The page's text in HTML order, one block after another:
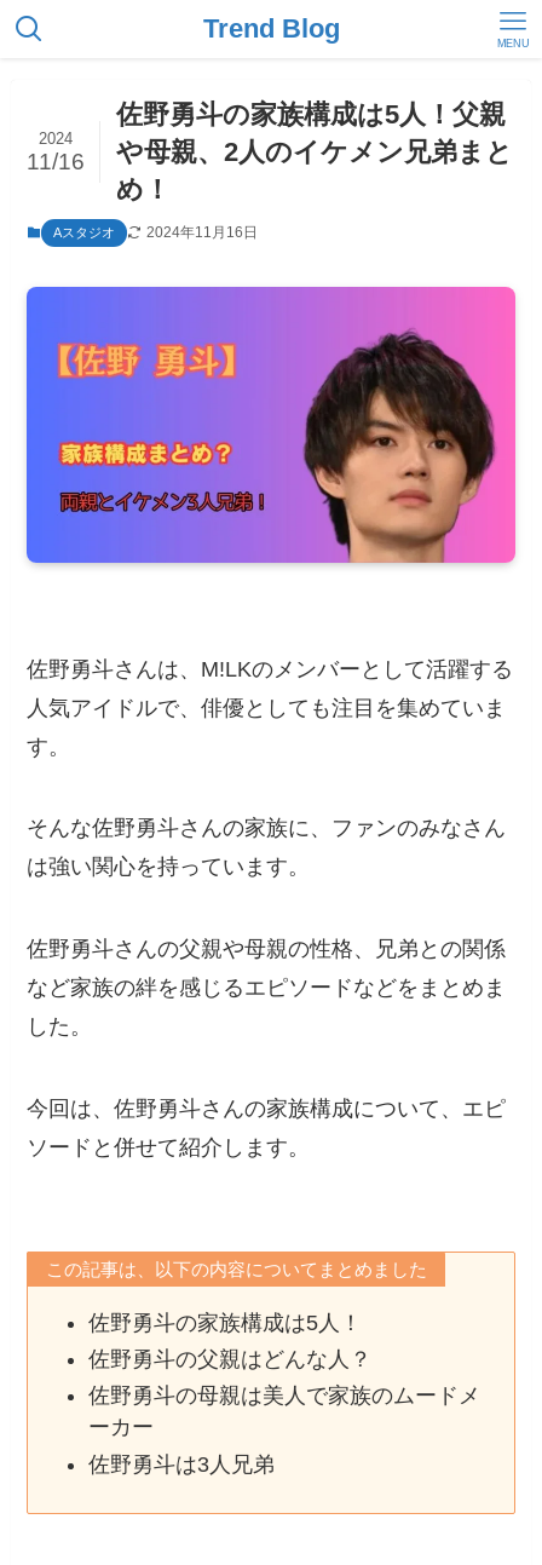
Trend Blog MENU
佐野勇斗の家族構成は5人！父親
や母親、2人のイケメン兄弟まと
め！
2024
11/16
Aスタジオ 2024年11月16日
佐野勇斗さんは、M!LKのメンバーとして活躍する
人気アイドルで、俳優としても注目を集めていま
す。
そんな佐野勇斗さんの家族に、ファンのみなさん
は強い関心を持っています。
佐野勇斗さんの父親や母親の性格、兄弟との関係
など家族の絆を感じるエピソードなどをまとめま
した。
今回は、佐野勇斗さんの家族構成について、エピ
ソードと併せて紹介します。
この記事は、以下の内容についてまとめました
佐野勇斗の家族構成は5人！
佐野勇斗の父親はどんな人？
佐野勇斗の母親は美人で家族のムードメ
ーカー
佐野勇斗は3人兄弟